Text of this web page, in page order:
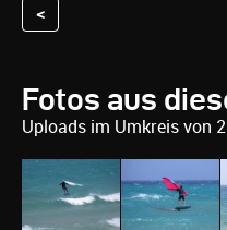
<
Fotos aus
Uploads im Umkreis von